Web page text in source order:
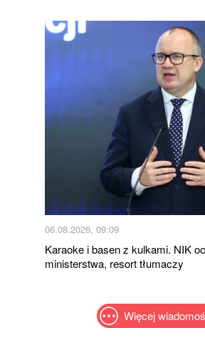
06.08.2026, 09:09
Karaoke i basen z kulkami. NIK
ministerstwa, resort tłumaczy
Więcej